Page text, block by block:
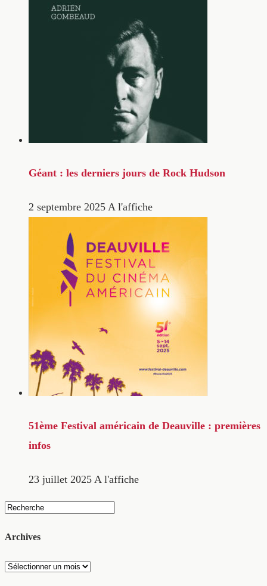
Géant : les derniers jours de Rock Hudson
2 septembre 2025 A l'affiche
51ème Festival américain de Deauville : premières
infos
23 juillet 2025 A l'affiche
Archives
Archives